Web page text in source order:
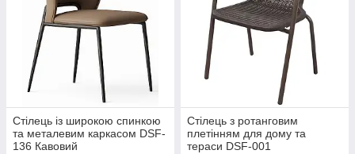
Стілець із широкою спинкою
та металевим каркасом DSF-
136 Кавовий
Стілець з ротанговим
плетінням для дому та
тераси DSF-001